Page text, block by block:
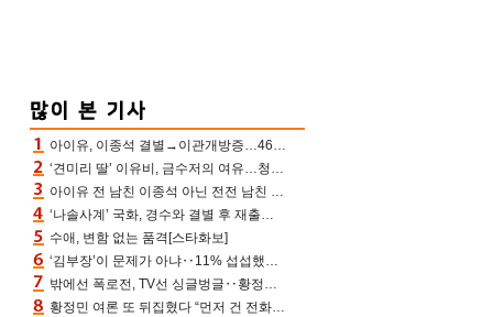
아이유, 이종석 결별→이관개방증…46장 꽉 채운 유애나 ♥ “열심히 사는 중”
‘견미리 딸’ 이유비, 금수저의 여유…청순 미모에 반전 슬림 라인
아이유 전 남친 이종석 아닌 전전 남친 장기하 소환 ‘별일 없이 산다’ 선곡…46장에 꾹 눌러 담은 근황
‘나솔사계’ 국화, 경수와 결별 후 재출연…첫인상 3표 몰표
수애, 변함 없는 품격[스타화보]
‘김부장’이 문제가 아냐‥11% 섭섭했던 ‘재벌X형사2’ 돈·빽 총동원해 컴백 [TV보고서]
밖에선 폭로전, TV선 싱글벙글‥황정민 ‘틈만 나면’ 출연, 피로감은 시청자 몫
황정민 여론 또 뒤집혔다 “먼저 건 전화 62통, 그만 연락해” vs 女팬 “녹취 다 올려” 진흙탕 싸움